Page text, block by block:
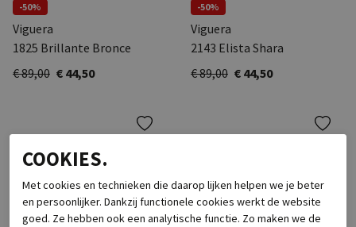
-50%
Viguera
1825 Brillante Bronce
€ 89,00 € 44,50
-50%
Viguera
2143 Elista Shara
€ 89,00 € 44,50
COOKIES.
Met cookies en technieken die daarop lijken helpen we je beter
en persoonlijker. Dankzij functionele cookies werkt de website
goed. Ze hebben ook een analytische functie. Zo maken we de